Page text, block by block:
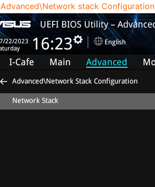
Advanced\Network stack Configuration